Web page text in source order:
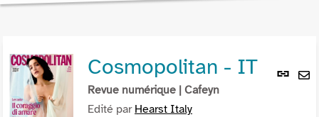
Lien
Cosmopolitan - IT
Revue numérique | Cafeyn
Edité par Hearst Italy